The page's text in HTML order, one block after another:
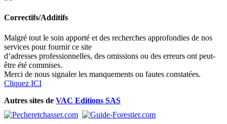
Correctifs/Additifs
Malgré tout le soin apporté et des recherches approfondies de nos
services pour fournir ce site
d’adresses professionnelles, des omissions ou des erreurs ont peut-
être été commises.
Merci de nous signaler les manquements ou fautes constatées.
Cliquez ICI
Autres sites de VAC Editions SAS